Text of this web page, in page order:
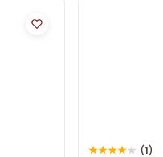
★★★★★ (1)